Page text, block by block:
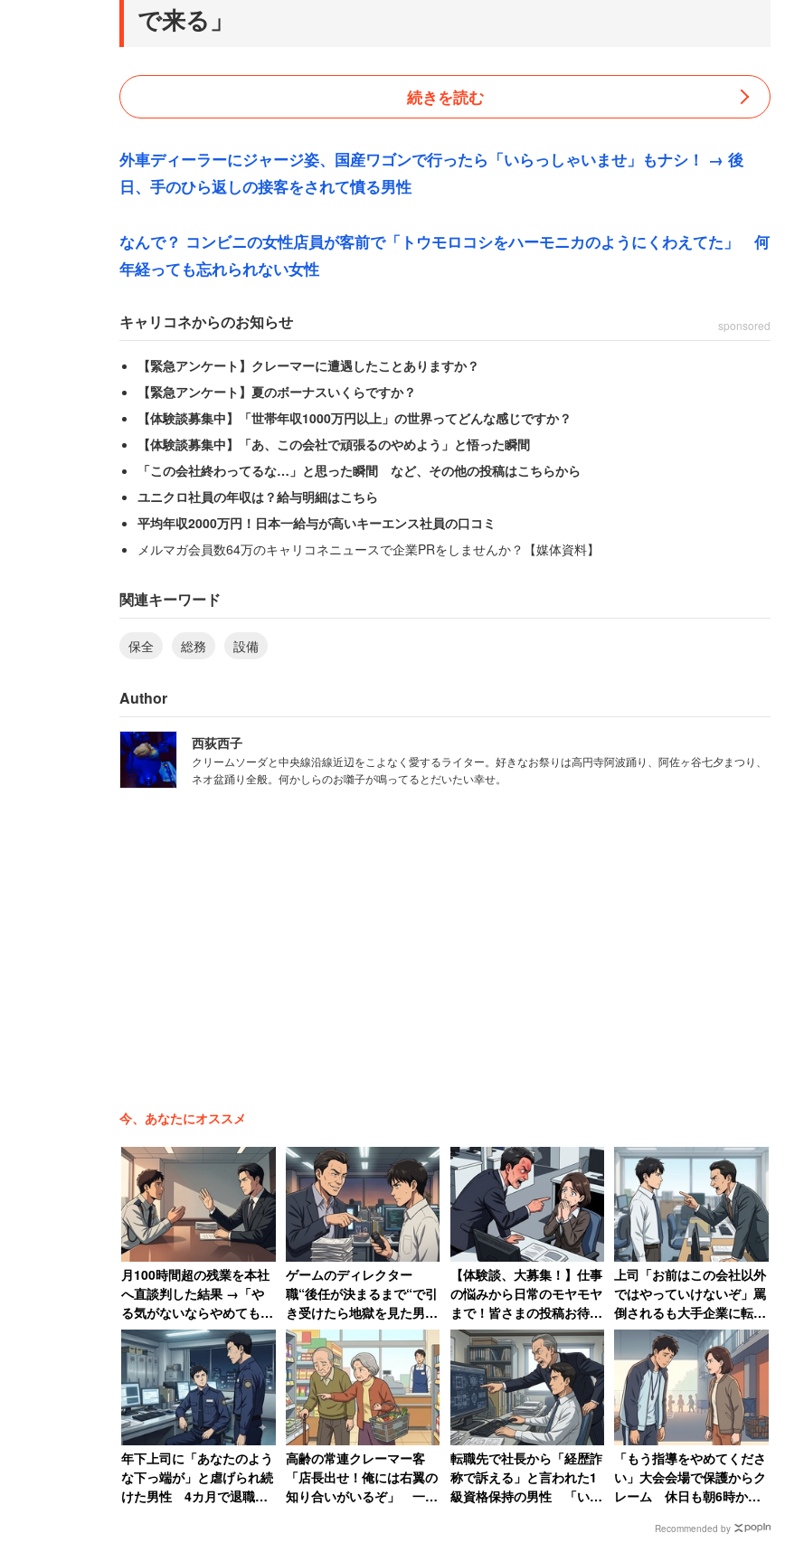
で来る」
保全部署では何か問題が発生した際に、必ず実務担当の8人全員がそろって現場に向かうのだ
そう。かなり些細なことでも全員出動だという。
「確かに全員で見て意見を出し合いなどするんでしょう。しかし棚ががたつく、天井が汚れて
いる、などその度に全員で来る」
応してもらえなくなっているのだそう。確かにこれは困る。
一応、各メンバーは社用携帯を持っており、連絡自体は可能な状態ではある。とはいえ、すぐ
いという。
「仲良しグループかよwと社内で有名です」
続きを読む
外車ディーラーにジャージ姿、国産ワゴンで行ったら「いらっしゃいませ」もナシ！ → 後
日、手のひら返しの接客をされて憤る男性
なんで？ コンビニの女性店員が客前で「トウモロコシをハーモニカのようにくわえてた」 何
年経っても忘れられない女性
キャリコネからのお知らせ sponsored
【緊急アンケート】クレーマーに遭遇したことありますか？
【緊急アンケート】夏のボーナスいくらですか？
【体験談募集中】「世帯年収1000万円以上」の世界ってどんな感じですか？
【体験談募集中】「あ、この会社で頑張るのやめよう」と悟った瞬間
「この会社終わってるな…」と思った瞬間 など、その他の投稿はこちらから
ユニクロ社員の年収は？給与明細はこちら
平均年収2000万円！日本一給与が高いキーエンス社員の口コミ
メルマガ会員数64万のキャリコネニュースで企業PRをしませんか？【媒体資料】
関連キーワード
保全 総務 設備
Author
西荻西子
クリームソーダと中央線沿線近辺をこよなく愛するライター。好きなお祭りは高円寺阿波踊り、阿佐ヶ谷七夕まつり、
ネオ盆踊り全般。何かしらのお囃子が鳴ってるとだいたい幸せ。
今、あなたにオススメ
月100時間超の残業を本社
へ直談判した結果 →「や
る気がないならやめてもら
って結構」と言われた男性
ゲームのディレクター
職“後任が決まるまで“で引
き受けたら地獄を見た男
性 Pに罵倒されメンタル
崩壊、自宅にも押しかけら
れ「恐ろしい経験でした」
【体験談、大募集！】仕事
の悩みから日常のモヤモヤ
まで！皆さまの投稿お待ち
しております
上司「お前はこの会社以外
ではやっていけないぞ」罵
倒されるも大手企業に転職
した30代男性 一方上司は
転職先を「1年足らず」で
退職
年下上司に「あなたのよう
な下っ端が」と虐げられ続
けた男性 4カ月で退職→
高齢の常連クレーマー客
「店長出せ！俺には右翼の
知り合いがいるぞ」 一方
転職先で社長から「経歴詐
称で訴える」と言われた1
級資格保持の男性 「いや
「もう指導をやめてくださ
い」大会会場で保護からク
レーム 休日も朝6時から
者が思うことRecommended by